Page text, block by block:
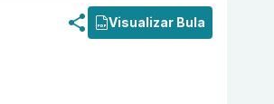
Visualizar Bula